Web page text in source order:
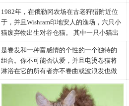
生完全地秃头 -- 看起来一点不喜欢她的母
亲或她的littermates。当小猫没有头发时，
它在仿造一个经典平纹样式的她的皮肤有
大宽间隔的耳朵和一个图纸样式。 在八个
星期之内小猫开始增长非常软，卷发。在
年龄小猫，现在名为“卷曲的三个到四个
月”，有卷发一件充分的外套。 是非常博学
的关于猫，所有者什么都没有接受“突变
体”作为独特和认为更多问题。在企图未被
做有选择性地养殖，但是的以后10年期
1982年，在俄勒冈农场在古老狩猎附近位
于，并且Wishram印地安人的渔场，六只小
猫废弃物出生对谷仓猫。 其中一只小猫出
生完全地秃头 -- 看起来一点不喜欢她的母
亲或她的littermates。
当小猫没有头发时，它在仿造一个经典平
纹样式的她的皮肤有大宽间隔的耳朵和一
个图纸样式。 在八个星期之内小猫开始增
长非常软，卷发。
是卷发和一种富感情的个性的一个独特的
组合。你不可能否认爱，并且电烫卷猫将
淋浴在它的所有者亦不卷曲或波浪发也做
养殖如此感兴趣的喜爱。1982年，在俄勒
冈农场在古老狩猎附近位于，并且Wishram
印地安人的渔场，六只小猫废弃物出生对